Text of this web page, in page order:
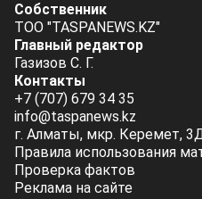
Собственник
ТОО "TASPANEWS.KZ"
Главный редактор
Газизов С. Г.
Контакты
+7 (707) 679 34 35
info@taspanews.kz
г. Алматы, мкр. Керемет,
Правила использования
Проверка фактов
Реклама на сайте